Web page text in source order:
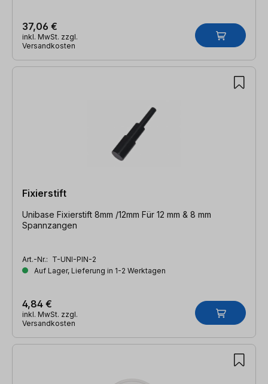
37,06 €
inkl. MwSt. zzgl.
Versandkosten
Fixierstift
Unibase Fixierstift 8mm /12mm Für 12 mm & 8 mm
Spannzangen
Art.-Nr.: T-UNI-PIN-2
Auf Lager, Lieferung in 1-2 Werktagen
4,84 €
inkl. MwSt. zzgl.
Versandkosten